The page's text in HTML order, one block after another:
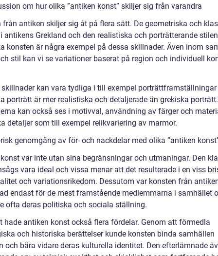
om hur olika ”antiken konst” skiljer sig från varandra
från antiken skiljer sig åt på flera sätt. De geometriska och
antikens Grekland och den realistiska och porträtterande
konsten är några exempel på dessa skillnader. Även inom
stil kan vi se variationer baserat på region och individuell
kan vara tydliga i till exempel porträttframställningar
porträtt är mer realistiska och detaljerade än grekiska porträtt.
kan också ses i motivval, användning av färger och
detaljer som till exempel relikvariering av marmor.
genomgång av för- och nackdelar med olika ”antiken
var inte utan sina begränsningar och utmaningar. Den
vara ideal och vissa menar att det resulterade i en viss
och variationsrikedom. Dessutom var konsten från
endast för de mest framstående medlemmarna i samhället
ofta deras politiska och sociala ställning.
hade antiken konst också flera fördelar. Genom att förmedla
och historiska berättelser kunde konsten binda samhällen
och bära vidare deras kulturella identitet. Den efterlämnade